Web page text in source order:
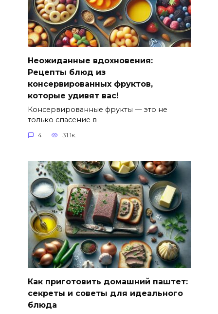
Неожиданные вдохновения:
Рецепты блюд из
консервированных фруктов,
которые удивят вас!
Консервированные фрукты — это не
только спасение в
4 31.1к.
Как приготовить домашний паштет:
секреты и советы для идеального
блюда